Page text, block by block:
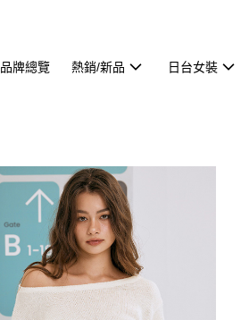
品牌總覽 熱銷/新品 日台女裝